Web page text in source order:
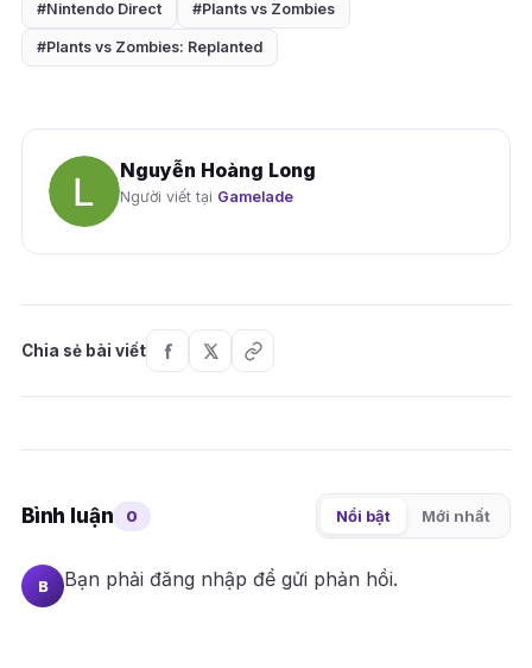
#Nintendo Direct #Plants vs Zombies
#Plants vs Zombies: Replanted
Nguyễn Hoàng Long
Người viết tại Gamelade
Chia sẻ bài viết
Bình luận 0 Nổi bật Mới nhất
B Bạn phải đăng nhập để gửi phản hồi.